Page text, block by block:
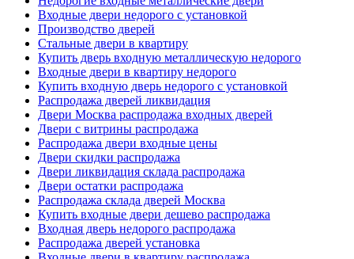
Входные двери недорого с установкой
Производство дверей
Стальные двери в квартиру
Купить дверь входную металлическую недорого
Входные двери в квартиру недорого
Купить входную дверь недорого с установкой
Распродажа дверей ликвидация
Двери Москва распродажа входных дверей
Двери с витрины распродажа
Распродажа двери входные цены
Двери скидки распродажа
Двери ликвидация склада распродажа
Двери остатки распродажа
Распродажа склада дверей Москва
Купить входные двери дешево распродажа
Входная дверь недорого распродажа
Распродажа дверей установка